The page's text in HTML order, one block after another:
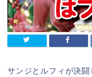
サンジとルフィが決